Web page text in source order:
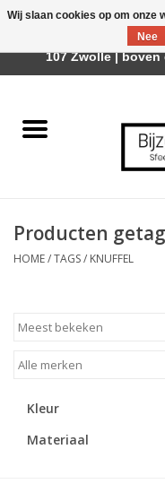
Räder Design Stories
Geurkaarsen
LED Kaarsen
Producten
HOME/TAGS/ KNUFFEL
Kleur
Materiaal
Wij slaan cookies op om onze
Nee
Afhalen is mogelijk bij
107 Zwolle | boven